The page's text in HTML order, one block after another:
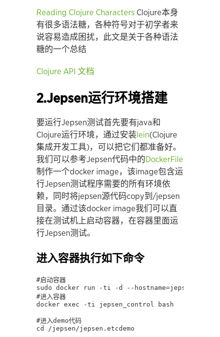
Reading Clojure Characters Clojure本身
有很多语法糖，各种符号对于初学者来
说容易造成困扰，此文是关于各种语法
糖的一个总结
Clojure API 文档
2.Jepsen运行环境搭建
要运行Jepsen测试首先要有java和
Clojure运行环境，通过安装 lein(Clojure
集成开发工具)，可以把它们都准备好。
我们可以参考Jepsen代码中的DockerFile
制作一个docker image，该image包含运
行Jepsen测试程序需要的所有环境依
赖，同时将jepsen源代码copy到/jepsen
目录。通过该docker image我们可以直
接在测试机上启动容器，在容器里面运
行Jepsen测试。
进入容器执行如下命令
#启动容器
sudo docker run -ti -d --
#进入容器
docker exec -ti jepsen_control bash
#进入demo代码
cd /jepsen/jepsen.etcdemo